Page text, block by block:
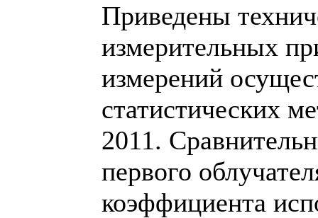
Приведены
измерительных
измерений
статистических
2011.
первого
коэффициента